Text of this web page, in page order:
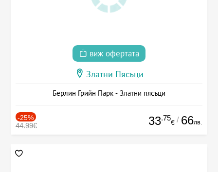
виж офертата
Златни Пясъци
Берлин Грийн Парк - Златни пясъци
-25%
44.99€ 33.75
€ / 66лв.